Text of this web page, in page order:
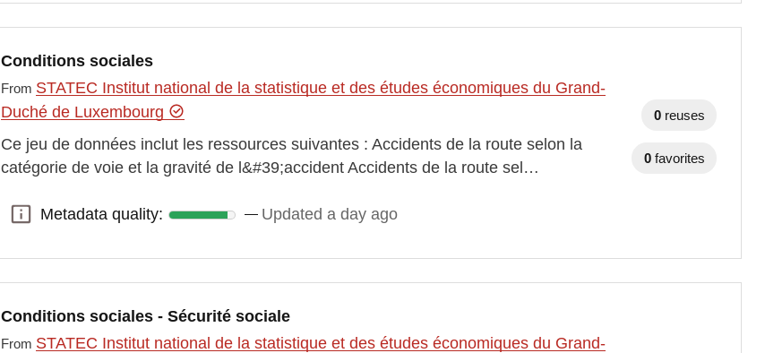
Conditions sociales
From STATEC Institut national de la statistique et des études économiques du Grand-
Duché de Luxembourg
Ce jeu de données inclut les ressources suivantes : Accidents de la route selon la
catégorie de voie et la gravité de l&#39;accident Accidents de la route sel…
Metadata quality:
Metadata quality: Updated a day ago
0 reuses
0 favorites
Conditions sociales - Sécurité sociale
From STATEC Institut national de la statistique et des études économiques du Grand-